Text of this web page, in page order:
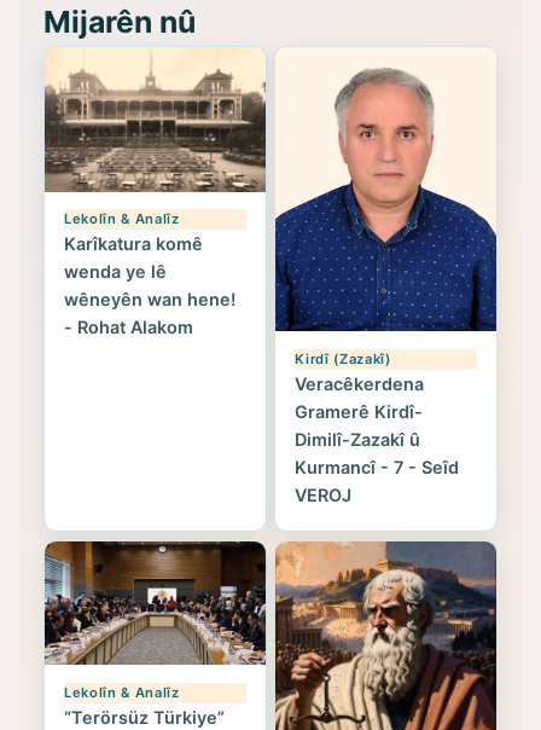
Mijarên nû
Lekolîn & Analîz
Karîkatura komê
wenda ye lê
wêneyên wan hene!
- Rohat Alakom
Kirdî (Zazakî)
Veracêkerdena
Gramerê Kirdî-
Dimilî-Zazakî û
Kurmancî - 7 - Seîd
VEROJ
Lekolîn & Analîz
“Terörsüz Türkiye”